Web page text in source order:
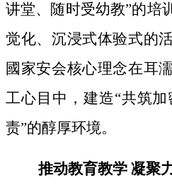
讲堂、随时受幼教”的培
觉化、沉浸式体验式的
國家安会核心理念在耳
工心目中，建造“共筑
责”的醇厚环境。
推动教育教学 凝聚